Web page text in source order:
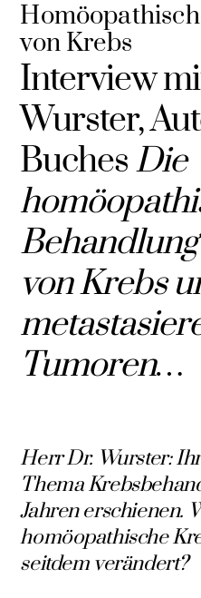
von Krebs
Interview
Wurster,
BuchesDie
von Krebs
Tumoren…
Herr Dr. Wurster:
Thema
Jahren erschienen.
homöopathische
seitdem verändert?